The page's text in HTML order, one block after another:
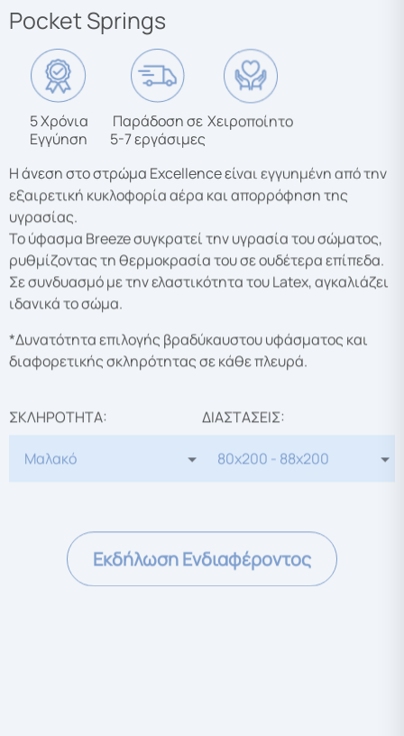
Pocket Springs
5 Χρόνια
Εγγύηση
Παράδοση σε
5-7 εργάσιμες
Χειροποίητο
Η άνεση στο στρώμα Excellence είναι εγγυημένη από την
εξαιρετική κυκλοφορία αέρα και απορρόφηση της
υγρασίας.
Το ύφασμα Breeze συγκρατεί την υγρασία του σώματος,
ρυθμίζοντας τη θερμοκρασία του σε ουδέτερα επίπεδα.
Σε συνδυασμό με την ελαστικότητα του Latex, αγκαλιάζει
ιδανικά το σώμα.
*Δυνατότητα επιλογής βραδύκαυστου υφάσματος και
διαφορετικής σκληρότητας σε κάθε πλευρά.
ΣΚΛΗΡΟΤΗΤΑ: ΔΙΑΣΤΑΣΕΙΣ:
Εκδήλωση Ενδιαφέροντος